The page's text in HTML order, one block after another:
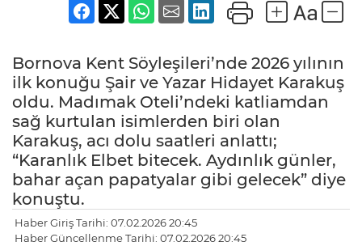
Bornova Kent Söyleşileri’nde 2026 yılının
ilk konuğu Şair ve Yazar Hidayet Karakuş
oldu. Madımak Oteli’ndeki katliamdan
sağ kurtulan isimlerden biri olan
Karakuş, acı dolu saatleri anlattı;
“Karanlık Elbet bitecek. Aydınlık günler,
bahar açan papatyalar gibi gelecek” diye
konuştu.
Haber Giriş Tarihi: 07.02.2026 20:45
Haber Güncellenme Tarihi: 07.02.2026 20:45